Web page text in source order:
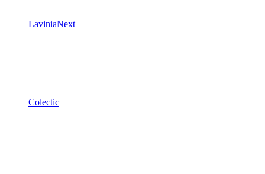
LaviniaNext
Colectic